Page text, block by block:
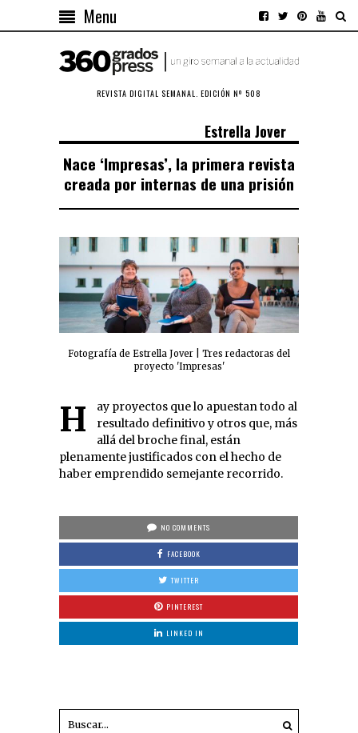
Menu
REVISTA DIGITAL SEMANAL. EDICIÓN Nº 508
Estrella Jover
Nace ‘Impresas’, la primera revista
creada por internas de una prisión
Fotografía de Estrella Jover | Tres redactoras del
proyecto 'Impresas'
Hay proyectos que lo apuestan todo al
resultado definitivo y otros que, más
allá del broche final, están
plenamente justificados con el hecho de
haber emprendido semejante recorrido.
NO COMMENTS
FACEBOOK
TWITTER
PINTEREST
LINKED IN